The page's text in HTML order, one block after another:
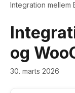
Integration mellem
og
30. marts 2026